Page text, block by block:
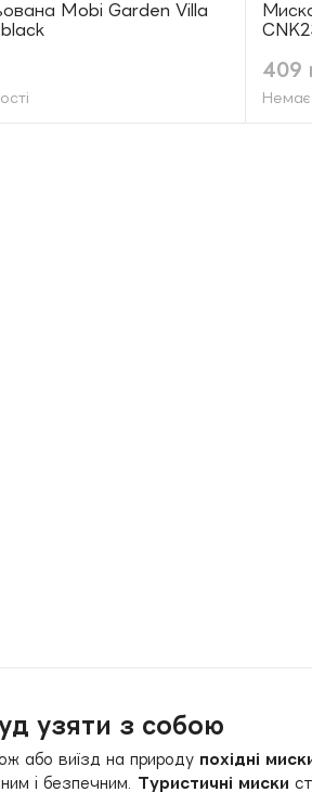
узяти з собою
або виїзд на природу похідні
і безпечним.
Туристичні миски
Mobi Garden Villa
409
Немає